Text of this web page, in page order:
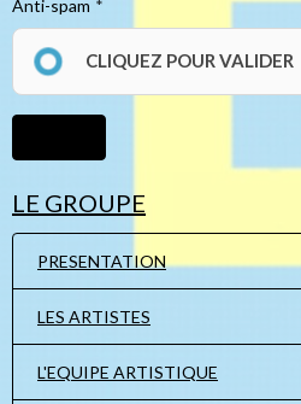
Anti-spam
CLIQUEZ POUR VALIDER
LE GROUPE
PRESENTATION
LES ARTISTES
L'EQUIPE ARTISTIQUE